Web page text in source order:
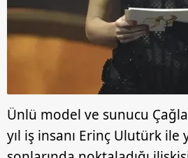
Ünlü model ve sunucu
yıl iş insanı Erinç Ulutürk ile